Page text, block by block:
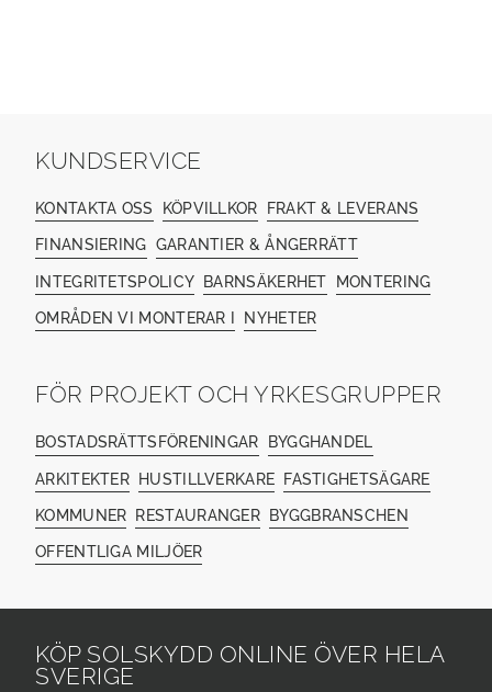
KUNDSERVICE
KONTAKTA OSS KÖPVILLKOR FRAKT & LEVERANS
FINANSIERING GARANTIER & ÅNGERRÄTT
INTEGRITETSPOLICY BARNSÄKERHET MONTERING
OMRÅDEN VI MONTERAR I NYHETER
FÖR PROJEKT OCH YRKESGRUPPER
BOSTADSRÄTTSFÖRENINGAR BYGGHANDEL
ARKITEKTER HUSTILLVERKARE FASTIGHETSÄGARE
KOMMUNER RESTAURANGER BYGGBRANSCHEN
OFFENTLIGA MILJÖER
KÖP SOLSKYDD ONLINE ÖVER HELA
SVERIGE